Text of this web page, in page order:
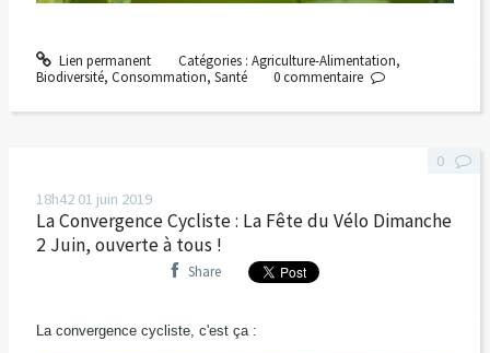
Lien permanent Catégories : Agriculture-Alimentation,
Biodiversité, Consommation, Santé 0commentaire
18h42 01 juin 2019
La Convergence Cycliste : La Fête du Vélo Dimanche
2 Juin, ouverte à tous !
Share
La convergence cycliste, c'est ça :
0